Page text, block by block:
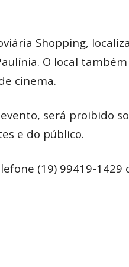
Shopping,
O local
cinema.
será proibido
e do público.
(19) 99419-1429